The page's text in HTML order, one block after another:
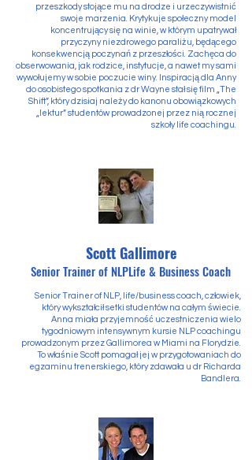
przeszkody stojące mu na drodze i urzeczywistnić
swoje marzenia. Krytykuje społeczny model
koncentrujący się na winie, w którym upatrywał
przyczyny niezdrowego paraliżu, będącego
konsekwencją poczynań z przeszłości. Zachęca do
obserwowania, jak rodzice, instytucje, a nawet my sami
wywołujemy w sobie poczucie winy. Inspiracją dla Anny
do osobistego spotkania z dr Wayne stał się film „The
Shift”, który dzisiaj należy do kanonu obowiązkowych
„lektur” studentów prowadzonej przez nią rocznej
szkoły life coachingu.
Scott Gallimore
Senior Trainer of NLPLife & Business Coach
Senior Trainer of NLP, life/business coach, człowiek,
który wykształcił setki studentów na całym świecie.
Anna miała przyjemność uczestniczenia wielo
tygodniowym intensywnym kursie NLP coachingu
prowadzonym przez Gallimorea w Miami na Florydzie.
To właśnie Scott pomagał jej w przygotowaniach do
egzaminu trenerskiego, który zdawała u dr Richarda
Bandlera.